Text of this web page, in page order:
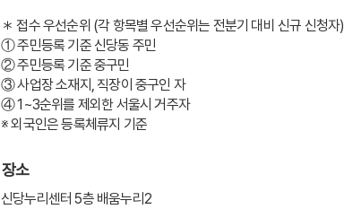
＊ 접수 우선순위 (각 항목별 우선순위는 전분기 대비 신규 신청자)
① 주민등록 기준 신당동 주민
② 주민등록 기준 중구민
③ 사업장 소재지, 직장이 중구인 자
④ 1~3순위를 제외한 서울시 거주자
※ 외국인은 등록체류지 기준
장소
신당누리센터 5층 배움누리2